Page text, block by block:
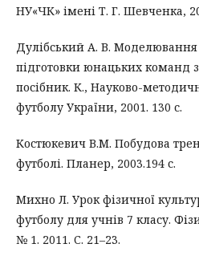
НУ«ЧК» імені Т. Г. Шевченка,
Дулібський А. В. Моделювання
підготовки юнацьких команд
посібник. К., Науково-
футболу України, 2001. 130 с.
Костюкевич В.М. Побудова
футболі. Планер, 2003.194 с.
Михно Л. Урок фізичної
футболу для учнів 7 класу.
№ 1. 2011. С. 21–23.